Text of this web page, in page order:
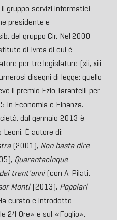
gruppo servizi informatici
presidente e
del gruppo Cir. Nel 2000
di Ivrea di cui è
per tre legislature (xii, xiii
disegni di legge: quello
il premio Ezio Tarantelli per
in Economia e Finanza.
dal gennaio 2013 è
È autore di:
(2001), Non basta dire
Quarantacinque
trent’anni(con A. Pilati,
Monti(2013), Popolari
curato e introdotto
24 Ore» e sul «Foglio».